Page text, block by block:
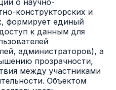
конструкторских и
формирует единый
к данным для
администраторов), а
прозрачности,
между участниками
Объектом